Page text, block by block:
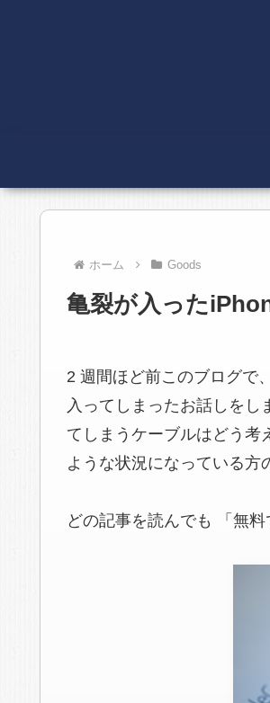
ホーム Goods
亀裂が入った
2 週間ほど前このブログで
入ってしまったお話しを
てしまうケーブルはどう考
ような状況になっている方
どの記事を読んでも 「無